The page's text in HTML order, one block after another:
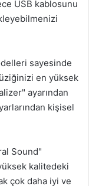
USB kablosunu
sayesinde
en yüksek
ayarından
kişisel
Sound"
kalitedeki
çok daha iyi ve